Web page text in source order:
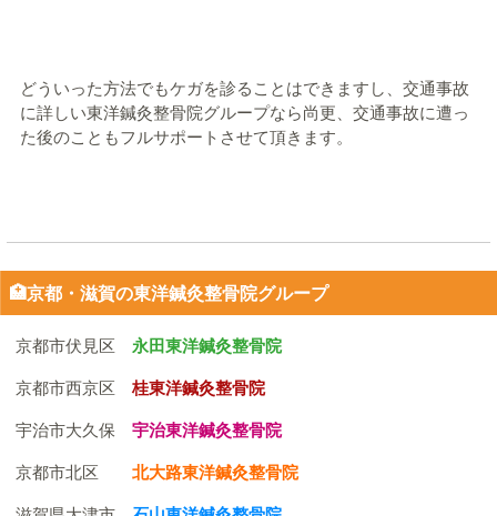
どういった方法でもケガを診ることはできますし、交通事故
に詳しい東洋鍼灸整骨院グループなら尚更、交通事故に遭っ
た後のこともフルサポートさせて頂きます。
🏥京都・滋賀の東洋鍼灸整骨院グループ
京都市伏見区 永田東洋鍼灸整骨院
京都市西京区 桂東洋鍼灸整骨院
宇治市大久保 宇治東洋鍼灸整骨院
京都市北区 北大路東洋鍼灸整骨院